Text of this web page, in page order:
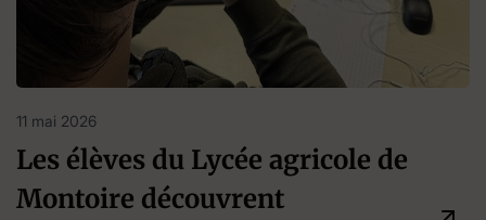
11 mai 2026
Les élèves du Lycée agricole de
Montoire découvrent